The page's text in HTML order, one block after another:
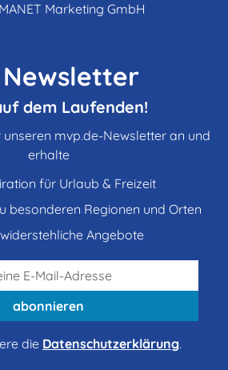
MANET Marketing GmbH
Newsletter
dem Laufenden!
mvp.de-Newsletter an und
erhalte
für Urlaub & Freizeit
besonderen Regionen und Orten
Angebote
abonnieren
die Datenschutzerklärung.